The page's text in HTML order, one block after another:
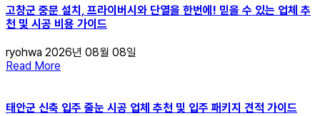
고창군 중문 설치, 프라이버시와 단열을 한번에! 믿을 수 있는 업체 추
천 및 시공 비용 가이드
ryohwa 2026년 08월 08일
Read More
태안군 신축 입주 줄눈 시공 업체 추천 및 입주 패키지 견적 가이드